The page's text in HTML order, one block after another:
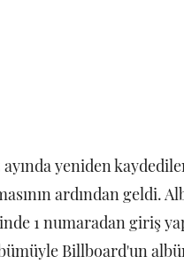
yeniden
ardından geldi.
1 numaradan giriş
Billboard'un